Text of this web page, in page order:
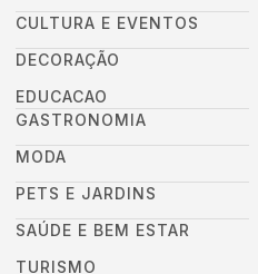
CULTURA E EVENTOS
DECORAÇÃO
EDUCACAO
GASTRONOMIA
MODA
PETS E JARDINS
SAÚDE E BEM ESTAR
TURISMO